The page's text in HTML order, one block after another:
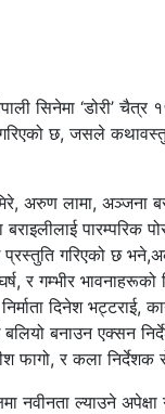
सिनेमा ‘डोरी’
गरिएको छ, जसले
अरुण लामा, अञ्जना
पारम्परिक
गरिएको छ
र गम्भीर
दिनेश भट्टराई,
बनाउन एक्सन
फागो, र कला निर्देशक
नवीनता ल्याउने